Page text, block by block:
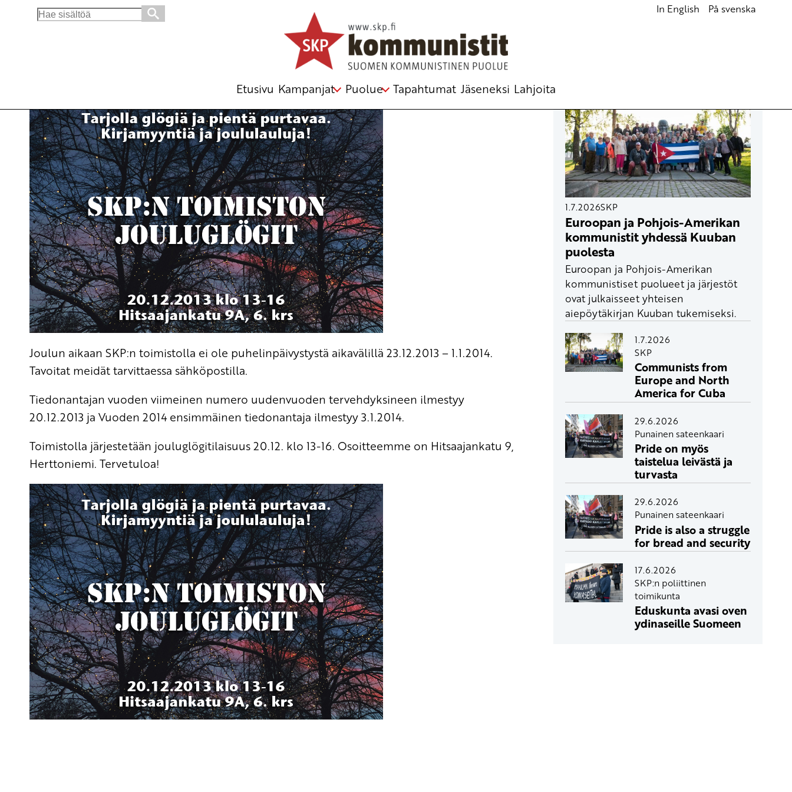
Search
In English På svenska
Etusivu Kampanjat Puolue Tapahtumat Jäseneksi Lahjoita
Joulun aikaan SKP:n toimistolla ei ole puhelinpäivystystä aikavälillä 23.12.2013 – 1.1.2014.
Tavoitat meidät tarvittaessa sähköpostilla.
Tiedonantajan vuoden viimeinen numero uudenvuoden tervehdyksineen ilmestyy
20.12.2013 ja Vuoden 2014 ensimmäinen tiedonantaja ilmestyy 3.1.2014.
Toimistolla järjestetään jouluglögitilaisuus 20.12. klo 13-16. Osoitteemme on Hitsaajankatu 9,
Herttoniemi. Tervetuloa!
1.7.2026SKP
Euroopan ja Pohjois-Amerikan
kommunistit yhdessä Kuuban
puolesta
Euroopan ja Pohjois-Amerikan
kommunistiset puolueet ja järjestöt
ovat julkaisseet yhteisen
aiepöytäkirjan Kuuban tukemiseksi.
1.7.2026
SKP
Communists from
Europe and North
America for Cuba
29.6.2026
Punainen sateenkaari
Pride on myös
taistelua leivästä ja
turvasta
29.6.2026
Punainen sateenkaari
Pride is also a struggle
for bread and security
17.6.2026
SKP:n poliittinen
toimikunta
Eduskunta avasi oven
ydinaseille Suomeen